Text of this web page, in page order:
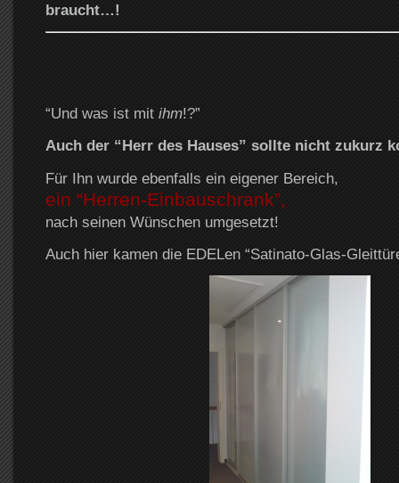
braucht…!
“Und was ist mit ihm!?”
Auch der “Herr des Hauses” sollte nicht zukurz
Für Ihn wurde ebenfalls ein eigener Bereich,
ein “Herren-Einbauschrank”,
nach seinen Wünschen umgesetzt!
Auch hier kamen die EDELen “Satinato-Glas-